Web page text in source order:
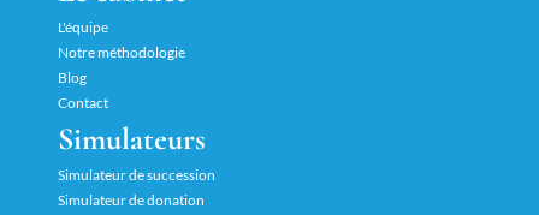
L'équipe
Notre méthodologie
Blog
Contact
Simulateurs
Simulateur de succession
Simulateur de donation